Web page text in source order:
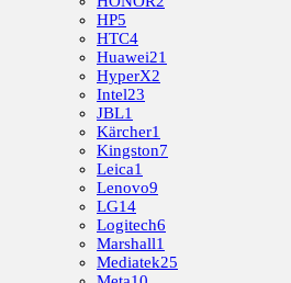
HP5
HTC4
Huawei21
HyperX2
Intel23
JBL1
Kärcher1
Kingston7
Leica1
Lenovo9
LG14
Logitech6
Marshall1
Mediatek25